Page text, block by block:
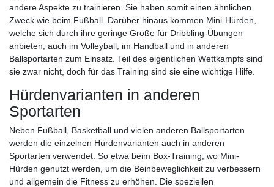
andere Aspekte zu trainieren. Sie haben somit einen ähnlichen
Zweck wie beim Fußball. Darüber hinaus kommen Mini-Hürden,
welche sich durch ihre geringe Größe für Dribbling-Übungen
anbieten, auch im Volleyball, im Handball und in anderen
Ballsportarten zum Einsatz. Teil des eigentlichen Wettkampfs sind
sie zwar nicht, doch für das Training sind sie eine wichtige Hilfe.
Hürdenvarianten in anderen
Sportarten
Neben Fußball, Basketball und vielen anderen Ballsportarten
werden die einzelnen Hürdenvarianten auch in anderen
Sportarten verwendet. So etwa beim Box-Training, wo Mini-
Hürden genutzt werden, um die Beinbeweglichkeit zu verbessern
und allgemein die Fitness zu erhöhen. Die speziellen